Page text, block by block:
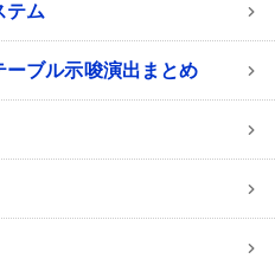
テム
ブル示唆演出まとめ